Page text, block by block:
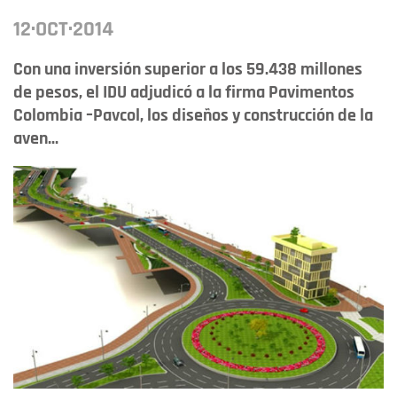
12·OCT·2014
Con una inversión superior a los 59.438 millones
de pesos, el IDU adjudicó a la firma Pavimentos
Colombia –Pavcol, los diseños y construcción de la
aven...